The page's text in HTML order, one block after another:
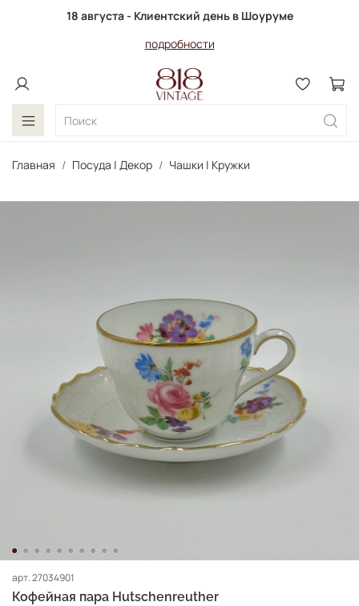
18 августа - Клиентский день в Шоуруме
подробности
Главная Посуда | Декор Чашки | Кружки
арт.27034901
Кофейная пара Hutschenreuther